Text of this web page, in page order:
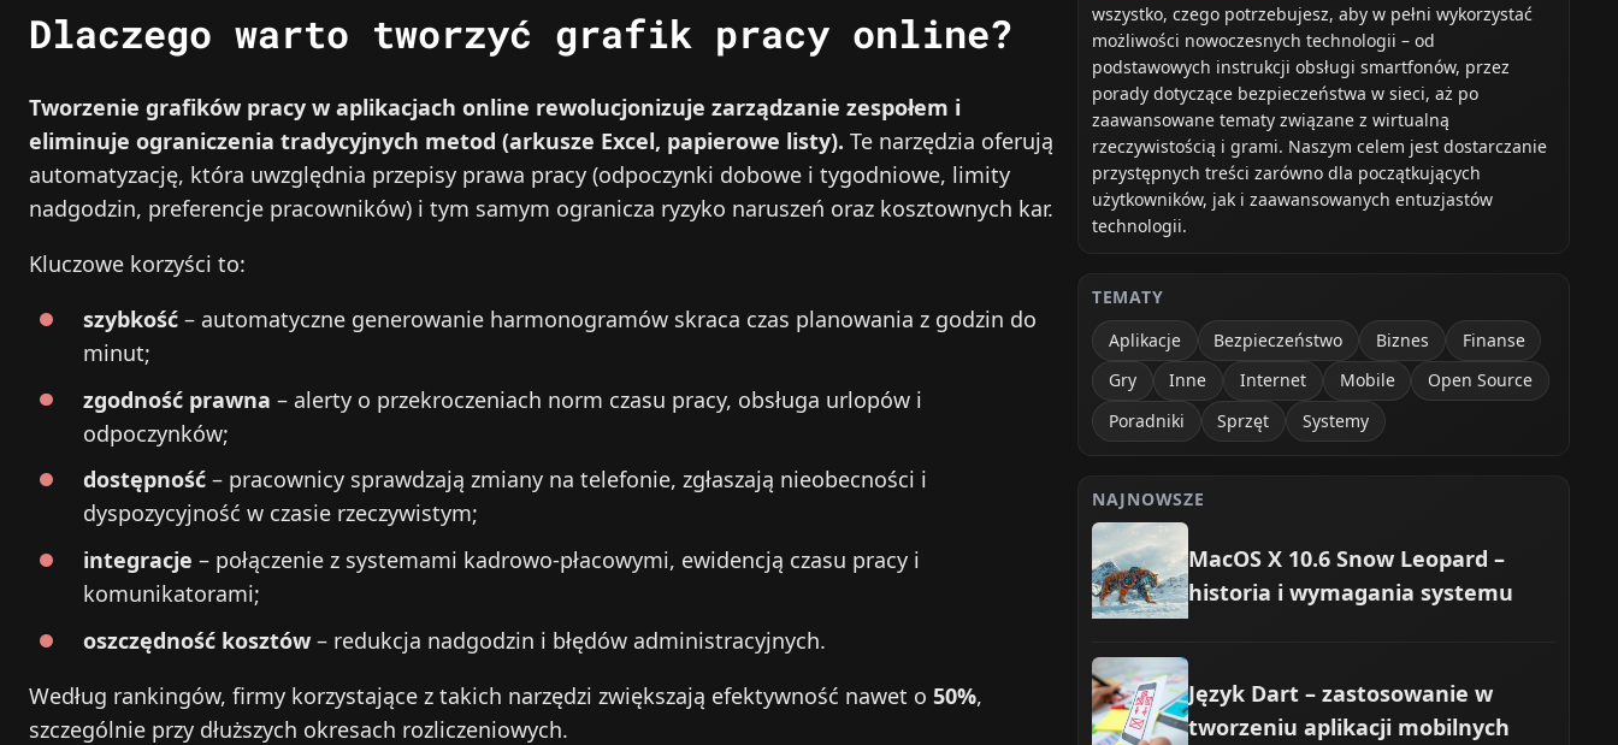
Dlaczego warto tworzyć grafik pracy online?
Tworzenie grafików pracy w aplikacjach online rewolucjonizuje zarządzanie zespołem i
eliminuje ograniczenia tradycyjnych metod (arkusze Excel, papierowe listy). Te narzędzia oferują
automatyzację, która uwzględnia przepisy prawa pracy (odpoczynki dobowe i tygodniowe, limity
nadgodzin, preferencje pracowników) i tym samym ogranicza ryzyko naruszeń oraz kosztownych kar.
Kluczowe korzyści to:
szybkość – automatyczne generowanie harmonogramów skraca czas planowania z godzin do
minut;
zgodność prawna – alerty o przekroczeniach norm czasu pracy, obsługa urlopów i
odpoczynków;
dostępność – pracownicy sprawdzają zmiany na telefonie, zgłaszają nieobecności i
dyspozycyjność w czasie rzeczywistym;
integracje – połączenie z systemami kadrowo‑płacowymi, ewidencją czasu pracy i
komunikatorami;
oszczędność kosztów – redukcja nadgodzin i błędów administracyjnych.
Według rankingów, firmy korzystające z takich narzędzi zwiększają efektywność nawet o 50%,
szczególnie przy dłuższych okresach rozliczeniowych.
wszystko, czego potrzebujesz, aby w pełni wykorzystać
możliwości nowoczesnych technologii – od
podstawowych instrukcji obsługi smartfonów, przez
porady dotyczące bezpieczeństwa w sieci, aż po
zaawansowane tematy związane z wirtualną
rzeczywistością i grami. Naszym celem jest dostarczanie
przystępnych treści zarówno dla początkujących
użytkowników, jak i zaawansowanych entuzjastów
technologii.
TEMATY
Aplikacje
Bezpieczeństwo Biznes
Finanse
Gry
Inne Internet Mobile
Open Source
Poradniki
Sprzęt Systemy
NAJNOWSZE
MacOS X 10.6 Snow Leopard –
historia i wymagania systemu
Język Dart – zastosowanie w
tworzeniu aplikacji mobilnych